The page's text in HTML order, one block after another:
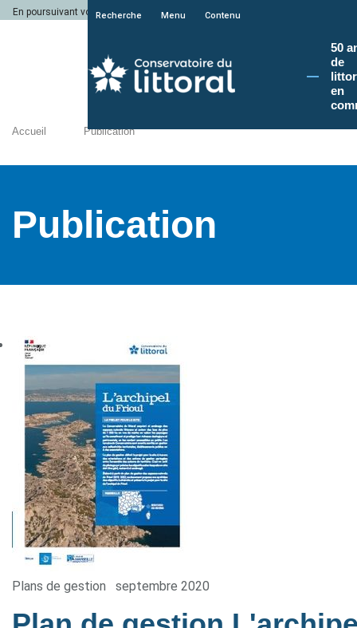
En poursuivant votre navigation sur le site du Conservatoire du littoral, vous
Recherche Menu Contenu
50
de
en
Accueil Publication
Publication
Plans de gestion septembre 2020